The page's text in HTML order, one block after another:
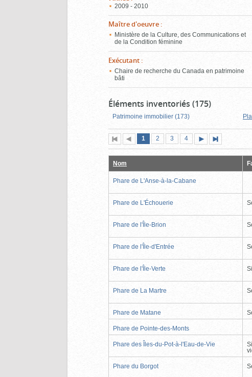
2009 - 2010
Maître d'oeuvre :
Ministère de la Culture, des Communications et
de la Condition féminine
Exécutant :
Chaire de recherche du Canada en patrimoine
bâti
Éléments inventoriés (175)
Patrimoine immobilier (173)
Première
page
Page
précédente
Page
1 (page
actuelle)
Page
2 Page
3 Page
4
suivante
page
Nom
Phare de L'Anse-à-la-Cabane
Phare de L'Échouerie
Phare de l'Île-Brion
Phare de l'Île-d'Entrée
Phare de l'Île-Verte
Phare de La Martre
Phare de Matane
Phare de Pointe-des-Monts
Phare des Îles-du-Pot-à-l'Eau-de-Vie
Phare du Borgot